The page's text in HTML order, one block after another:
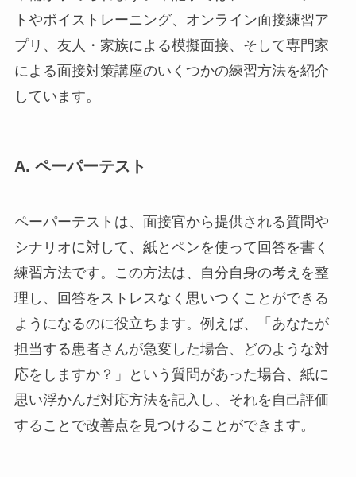
トやボイストレーニング、オンライン面接練習ア
プリ、友人・家族による模擬面接、そして専門家
による面接対策講座のいくつかの練習方法を紹介
しています。
A. ペーパーテスト
ペーパーテストは、面接官から提供される質問や
シナリオに対して、紙とペンを使って回答を書く
練習方法です。この方法は、自分自身の考えを整
理し、回答をストレスなく思いつくことができる
ようになるのに役立ちます。例えば、「あなたが
担当する患者さんが急変した場合、どのような対
応をしますか？」という質問があった場合、紙に
思い浮かんだ対応方法を記入し、それを自己評価
することで改善点を見つけることができます。